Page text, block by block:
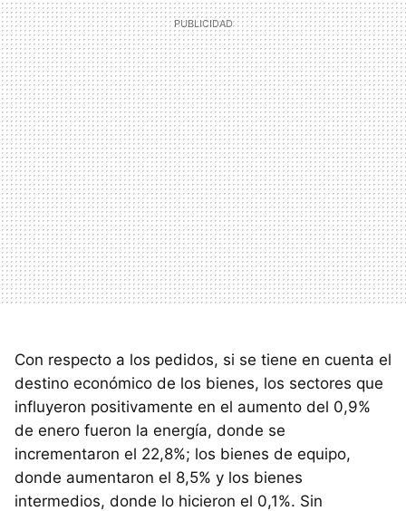
Con respecto a los pedidos, si se tiene en cuenta el
destino económico de los bienes, los sectores que
influyeron positivamente en el aumento del 0,9%
de enero fueron la energía, donde se
incrementaron el 22,8%; los bienes de equipo,
donde aumentaron el 8,5% y los bienes
intermedios, donde lo hicieron el 0,1%. Sin